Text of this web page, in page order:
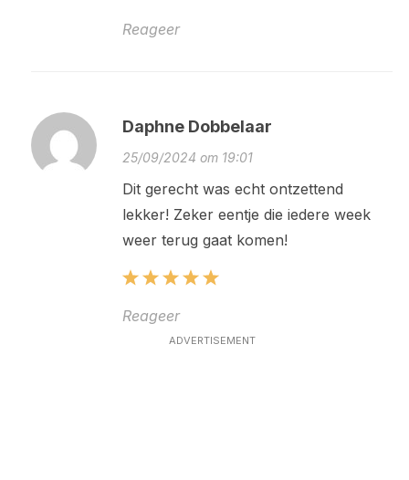
Reageer
Daphne Dobbelaar
25/09/2024 om 19:01
Dit gerecht was echt ontzettend
lekker! Zeker eentje die iedere week
weer terug gaat komen!
Reageer
ADVERTISEMENT